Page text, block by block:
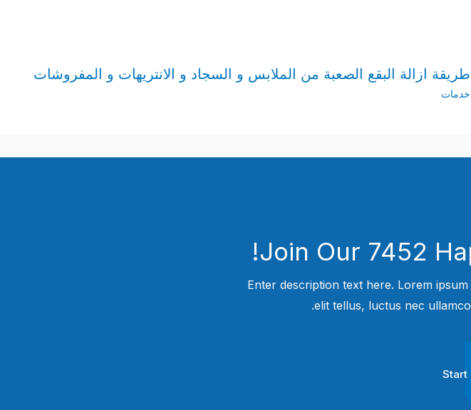
طريقة ازالة البقع الصعبة من الملابس و السجاد و الانتريهات و المفروشات
خدمات
Join Our 7452
Enter description text here. Lorem
elit tellus, luctus nec
Start